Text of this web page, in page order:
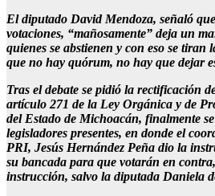
El diputado David Mendoza, señaló
votaciones, “mañosamente” deja un
quienes se abstienen y con eso se tiran
que no hay quórum, no hay que dejar
Tras el debate se pidió la rectificación
artículo 271 de la Ley Orgánica y de
del Estado de Michoacán, finalmente
legisladores presentes, en donde el
PRI, Jesús Hernández Peña dio la
su bancada para que votarán en
instrucción, salvo la diputada Daniela